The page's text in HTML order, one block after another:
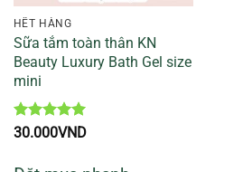
HẾT HÀNG
Sữa tắm toàn thân KN
Beauty Luxury Bath Gel size
mini
Được xếp
30.000VND